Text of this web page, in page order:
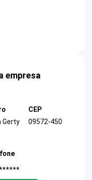
empresa
Gerty
CEP
09572-450